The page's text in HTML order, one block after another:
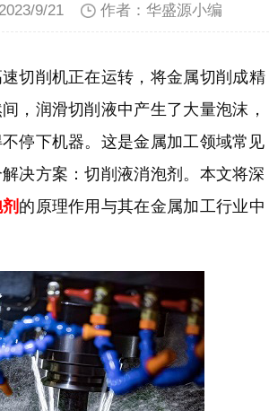
9/21 作者：华盛源小编
切削机正在运转，将金属切削成精
，润滑切削液中产生了大量泡沫，
停下机器。这是金属加工领域常见
决方案：切削液消泡剂。本文将深
的原理作用 与其在金属加工行业中